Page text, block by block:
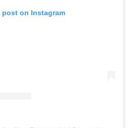
post on Instagram